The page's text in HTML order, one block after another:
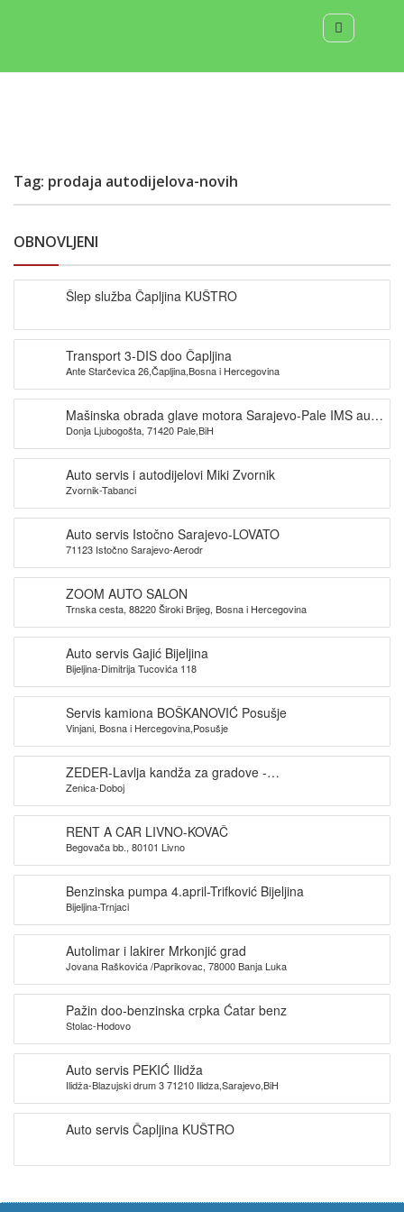
Tag: prodaja autodijelova-novih
OBNOVLJENI
Šlep služba Čapljina KUŠTRO
Transport 3-DIS doo Čapljina
Ante Starčevica 26,Čapljina,Bosna i Hercegovina
Mašinska obrada glave motora Sarajevo-Pale IMS auto
servis
Donja Ljubogošta, 71420 Pale,BiH
Auto servis i autodijelovi Miki Zvornik
Zvornik-Tabanci
Auto servis Istočno Sarajevo-LOVATO
71123 Istočno Sarajevo-Aerodr
ZOOM AUTO SALON
Trnska cesta, 88220 Široki Brijeg, Bosna i Hercegovina
Auto servis Gajić Bijeljina
Bijeljina-Dimitrija Tucovića 118
Servis kamiona BOŠKANOVIĆ Posušje
Vinjani, Bosna i Hercegovina,Posušje
ZEDER-Lavlja kandža za gradove -
Zenica,Žepce,Maglaj,
Zenica-Doboj
RENT A CAR LIVNO-KOVAČ
Begovača bb., 80101 Livno
Benzinska pumpa 4.april-Trifković Bijeljina
Bijeljina-Trnjaci
Autolimar i lakirer Mrkonjić grad
Jovana Raškovića /Paprikovac, 78000 Banja Luka
Pažin doo-benzinska crpka Ćatar benz
Stolac-Hodovo
Auto servis PEKIĆ Ilidža
Ilidža-Blazujski drum 3 71210 Ilidza,Sarajevo,BiH
Auto servis Čapljina KUŠTRO